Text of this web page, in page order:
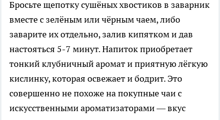
Бросьте щепотку сушёных хвостиков в заварник
вместе с зелёным или чёрным чаем, либо
заварите их отдельно, залив кипятком и дав
настояться 5-7 минут. Напиток приобретает
тонкий клубничный аромат и приятную лёгкую
кислинку, которая освежает и бодрит. Это
совершенно не похоже на покупные чаи с
искусственными ароматизаторами — вкус